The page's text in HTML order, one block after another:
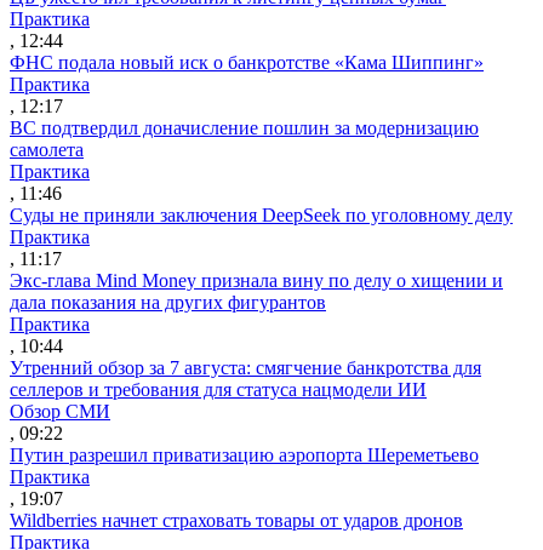
Практика
, 12:44
ФНС подала новый иск о банкротстве «Кама Шиппинг»
Практика
, 12:17
ВС подтвердил доначисление пошлин за модернизацию
самолета
Практика
, 11:46
Суды не приняли заключения DeepSeek по уголовному делу
Практика
, 11:17
Экс-глава Mind Money признала вину по делу о хищении и
дала показания на других фигурантов
Практика
, 10:44
Утренний обзор за 7 августа: смягчение банкротства для
селлеров и требования для статуса нацмодели ИИ
Обзор СМИ
, 09:22
Путин разрешил приватизацию аэропорта Шереметьево
Практика
, 19:07
Wildberries начнет страховать товары от ударов дронов
Практика